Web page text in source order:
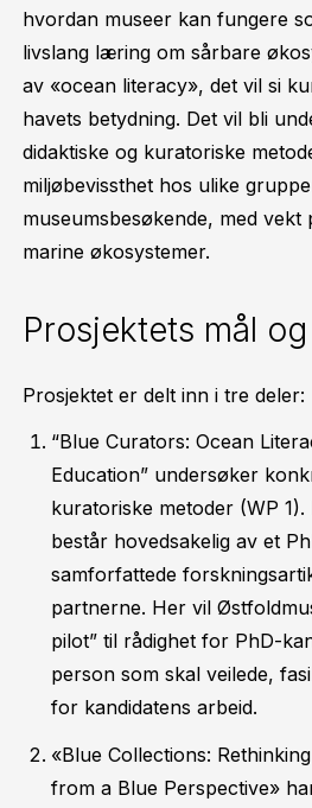
hvordan museer kan fungere
livslang læring om sårbare
av «ocean literacy», det vil si
havets betydning. Det vil bli
didaktiske og kuratoriske
miljøbevissthet hos ulike
museumsbesøkende, med vekt
marine økosystemer.
Prosjektets mål
Prosjektet er delt inn i tre deler:
“Blue Curators: Ocean
Education” undersøker
kuratoriske metoder (WP
består hovedsakelig av et
samforfattede
partnerne. Her vil
pilot” til rådighet for PhD-
person som skal veilede,
for kandidatens arbeid.
«Blue Collections:
from a Blue Perspective»